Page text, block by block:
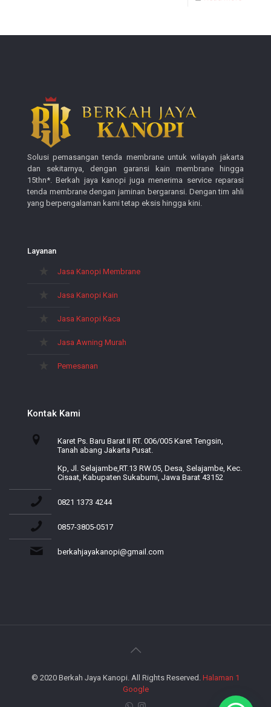
Solusi pemasangan tenda membrane untuk wilayah jakarta
dan sekitarnya, dengan garansi kain membrane hingga
15thn*. Berkah jaya kanopi juga menerima service reparasi
tenda membrane dengan jaminan bergaransi. Dengan tim ahli
yang berpengalaman kami tetap eksis hingga kini.
Layanan
Jasa Kanopi Membrane
Jasa Kanopi Kain
Jasa Kanopi Kaca
Jasa Awning Murah
Pemesanan
Kontak Kami
Karet Ps. Baru Barat II RT. 006/005 Karet Tengsin,
Tanah abang Jakarta Pusat.
Kp, Jl. Selajambe,RT.13 RW.05, Desa, Selajambe, Kec.
Cisaat, Kabupaten Sukabumi, Jawa Barat 43152
0821 1373 4244
0857-3805-0517
berkahjayakanopi@gmail.com
© 2020 Berkah Jaya Kanopi. All Rights Reserved. Halaman 1
Google